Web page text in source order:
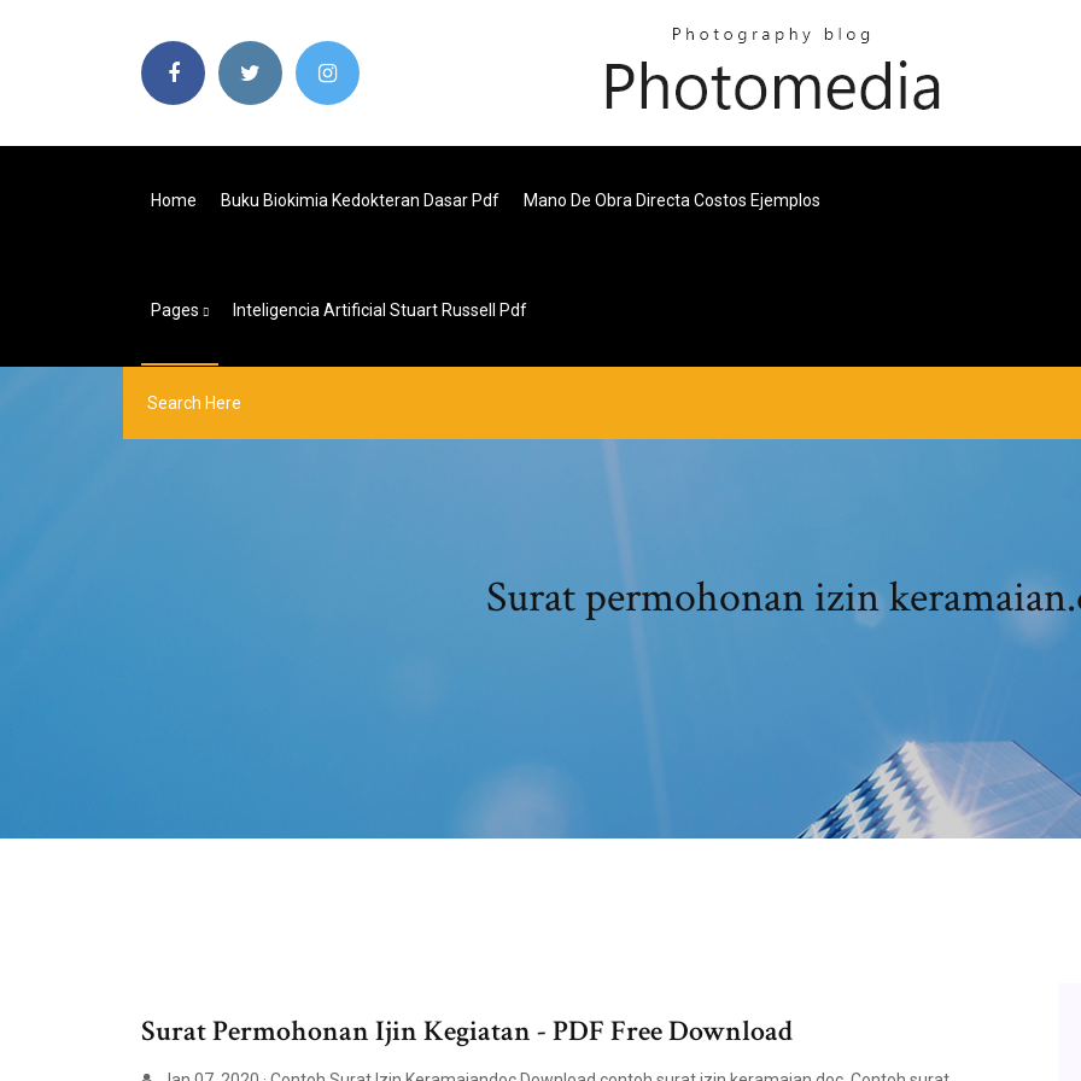
Home Buku Biokimia Kedokteran Dasar Pdf Mano De Obra Directa Costos Ejemplos
Pages Inteligencia Artificial Stuart Russell Pdf
Surat permohonan izin
Surat Permohonan Ijin Kegiatan - PDF Free Download